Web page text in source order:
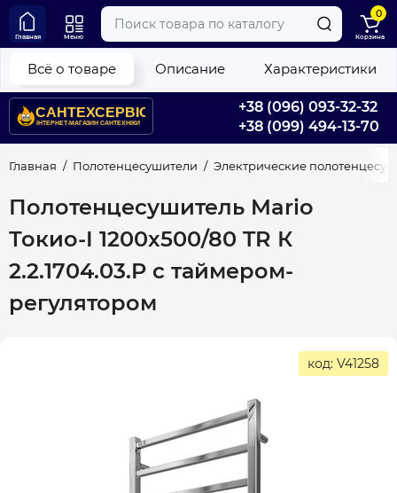
+38 (096) 093-32-32
+38 (099) 494-13-70
Главная Меню
0
Корзина
Главная Полотенцесушители Электрические
Полотенцесушитель Mario
Токио-I 1200х500/80 TR К
2.2.1704.03.P с таймером-
регулятором
Всё о товаре Описание Характеристики
код: V41258